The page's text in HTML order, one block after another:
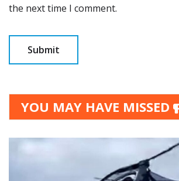
the next time I comment.
YOU MAY HAVE MISSED